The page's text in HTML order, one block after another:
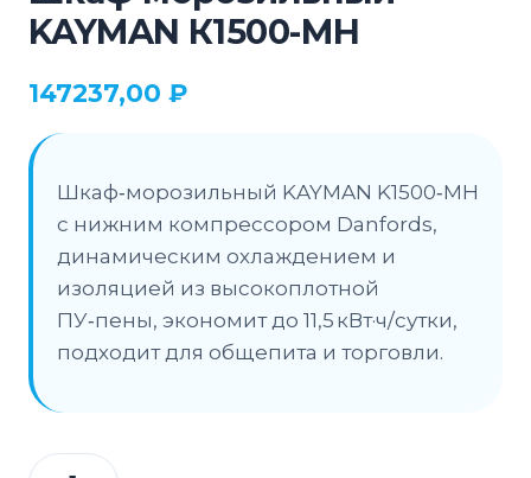
KAYMAN К1500-МН
147237,00 ₽
Шкаф‑морозильный KAYMAN K1500‑МН
с нижним компрессором Danfords,
динамическим охлаждением и
изоляцией из высокоплотной
ПУ‑пены, экономит до 11,5 кВт·ч/сутки,
подходит для общепита и торговли.